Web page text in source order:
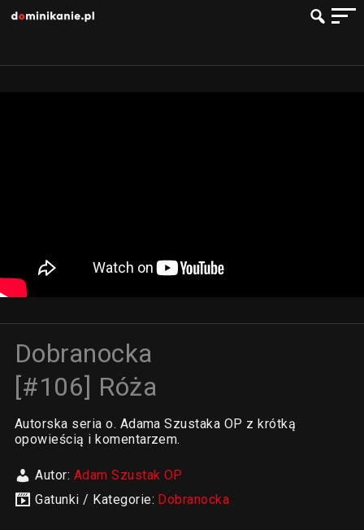
Dobranocka
[#106] Róża
Autorska seria o. Adama Szustaka OP z krótką
opowieścią i komentarzem.
Autor: Adam Szustak OP
Gatunki / Kategorie: Dobranocka